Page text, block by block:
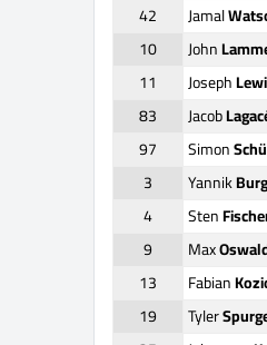
42
Jamal
10
John
11
Joseph
83
Jacob
97
Simon
3
Yannik
4
Sten
9
Max
13
Fabian
19
Tyler